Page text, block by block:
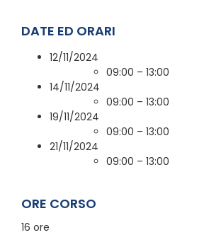
DATE ED ORARI
12/11/2024
09:00 – 13:00
14/11/2024
09:00 – 13:00
19/11/2024
09:00 – 13:00
21/11/2024
09:00 – 13:00
ORE CORSO
16 ore